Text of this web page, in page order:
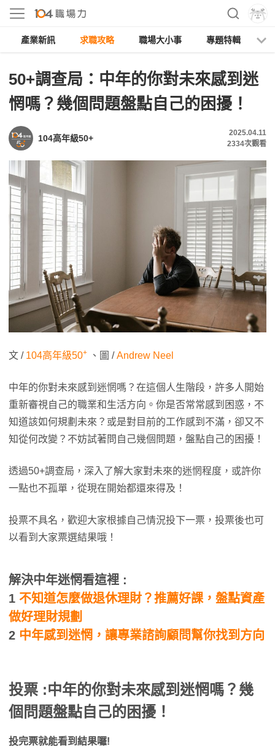
產業新訊 求職攻略 職場大小事 專題特輯
50+調查局：中年的你對未來感到迷
惘嗎？幾個問題盤點自己的困擾！
104高年級50+
2025.04.11
2334次觀看
文 / 104高年級50+ 、圖 /Andrew Neel
中年的你對未來感到迷惘嗎？在這個人生階段，許多人開始
重新審視自己的職業和生活方向。你是否常常感到困惑，不
知道該如何規劃未來？或是對目前的工作感到不滿，卻又不
知從何改變？不妨試著問自己幾個問題，盤點自己的困擾！
透過50+調查局，深入了解大家對未來的迷惘程度，或許你
一點也不孤單，從現在開始都還來得及！
投票不具名，歡迎大家根據自己情況投下一票，投票後也可
以看到大家票選結果哦！
解決中年迷惘看這裡 :
1 不知道怎麼做退休理財？推薦好課，盤點資產
做好理財規劃
2 中年感到迷惘，讓專業諮詢顧問幫你找到方向
投票 :中年的你對未來感到迷惘嗎？幾
個問題盤點自己的困擾！
投完票就能看到結果囉!